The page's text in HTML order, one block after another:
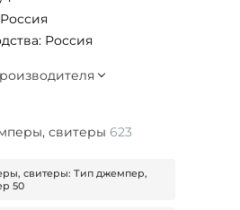
Россия
свитеры 623
свитеры: Тип джемпер,
50